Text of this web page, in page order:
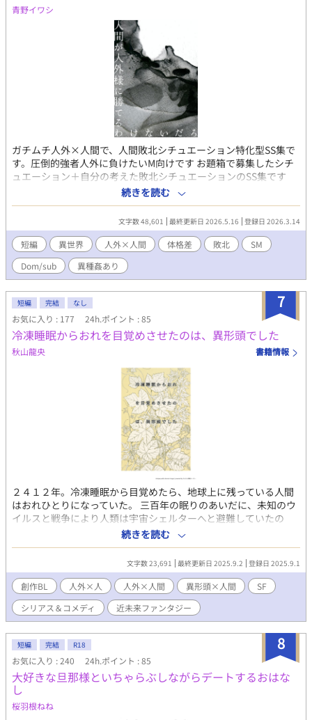
青野イワシ
ガチムチ人外×人間で、人間敗北シチュエーション特化型SS集で
す。圧倒的強者人外に負けたいM向けです お題箱で募集したシチ
ュエーション＋自分の考えた敗北シチュエーションのSS集です
【お題箱で頂いたコメントが元】 ・レッドオーガ×人間 ・竜人×
人間 【青野発】 ・戦闘用アンドロイド×人間 ・鬼2体×人間
続きを読む
文字数 48,601 最終更新日 2026.5.16 登録日 2026.3.14
短編 異世界 人外×人間 体格差 敗北
SM
Dom/sub
異種姦あり
7
短編 完結 なし
お気に入り : 177 24h.ポイント : 85
冷凍睡眠からおれを目覚めさせたのは、異形頭でした
秋山龍央 書籍情報
２４１２年。冷凍睡眠から目覚めたら、地球上に残っている人間
はおれひとりになっていた。 三百年の眠りのあいだに、未知のウ
イルスと戦争により人類は宇宙シェルターへと避難していたの
だ。 そんな荒廃した世界で、おれを目覚めさせたのは―― 黒い頭
部に青白い光を灯す、異形頭の男だった。 人工機械生命体である
彼は、この星における変異体と環境変化の記録のため地球上に残
され、二百年以上も一人きりで任務を続けているという。 そんな
彼と、行動を共にすることになった人間の話。 ※異形頭BLアンソ
ロ本に寄稿した小説に加筆修正をくわえたものになります
続きを読む
文字数 23,691 最終更新日 2025.9.2 登録日 2025.9.1
創作BL 人外×人 人外×人間 異形頭×人間
SF
シリアス＆コメディ
近未来ファンタジー
8
短編 完結 R18
お気に入り : 240 24h.ポイント : 85
大好きな旦那様といちゃらぶしながらデートするおはな
し
桜羽根ねね